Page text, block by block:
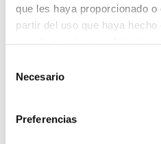
que les haya proporcionado
partir del uso que haya
Necesario
Preferencias